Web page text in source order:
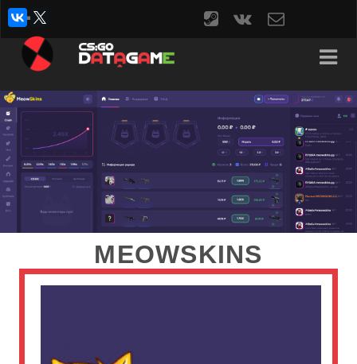
steamvk
contact
MEOWSKINS